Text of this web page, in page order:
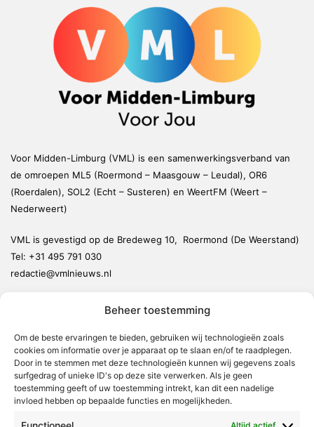
Beheer toestemming
Om de beste ervaringen te bieden, gebruiken wij technologieën zoals
cookies om informatie over je apparaat op te slaan en/of te raadplegen.
Door in te stemmen met deze technologieën kunnen wij gegevens zoals
surfgedrag of unieke ID's op deze site verwerken. Als je geen
toestemming geeft of uw toestemming intrekt, kan dit een nadelige
invloed hebben op bepaalde functies en mogelijkheden.
Voor Midden-Limburg (VML) is een samenwerkingsverband van
de omroepen ML5 (Roermond – Maasgouw – Leudal), OR6
(Roerdalen), SOL2 (Echt – Susteren) en WeertFM (Weert –
Nederweert)
VML is gevestigd op de Bredeweg 10, Roermond (De Weerstand)
Tel: +31 495 791 030
redactie@vmlnieuws.nl
Leudal
Maasgouw
Echt-Susteren